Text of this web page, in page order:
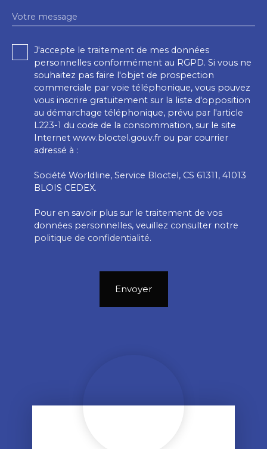
Votre message
J'accepte le traitement de mes données
personnelles conformément au RGPD. Si vous ne
souhaitez pas faire l'objet de prospection
commerciale par voie téléphonique, vous pouvez
vous inscrire gratuitement sur la liste d'opposition
au démarchage téléphonique, prévu par l'article
L223-1 du code de la consommation, sur le site
Internet www.bloctel.gouv.fr ou par courrier
adressé à :
Société Worldline, Service Bloctel, CS 61311, 41013
BLOIS CEDEX.
Pour en savoir plus sur le traitement de vos
données personnelles, veuillez consulter notre
politique de confidentialité.
Envoyer